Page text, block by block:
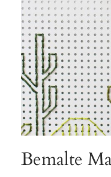
Bemalte